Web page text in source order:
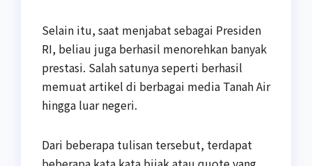
Selain itu, saat menjabat sebagai Presiden
RI, beliau juga berhasil menorehkan banyak
prestasi. Salah satunya seperti berhasil
memuat artikel di berbagai media Tanah Air
hingga luar negeri.
Dari beberapa tulisan tersebut, terdapat